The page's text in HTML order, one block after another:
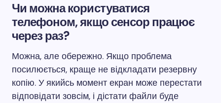
Чи можна користуватися
телефоном, якщо сенсор працює
через раз?
Можна, але обережно. Якщо проблема
посилюється, краще не відкладати резервну
копію. У якийсь момент екран може перестати
відповідати зовсім, і дістати файли буде